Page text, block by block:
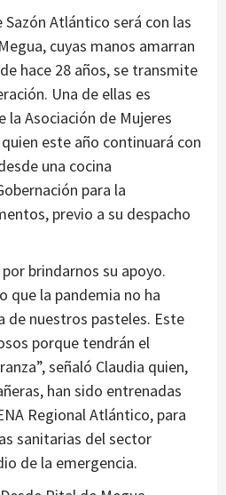
Atlántico será con las
cuyas manos amarran
hace 28 años, se transmite
Una de ellas es
la Asociación de Mujeres
este año continuará con
una cocina
para la
previo a su despacho
brindarnos su apoyo.
que la pandemia no ha
de nuestros pasteles. Este
porque tendrán el
señaló Claudia quien,
han sido entrenadas
Regional Atlántico, para
sanitarias del sector
de la emergencia.